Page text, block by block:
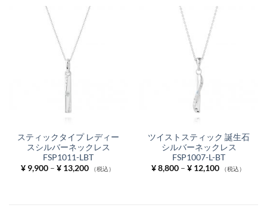
–
スティックタイプ レディー
スシルバーネックレス
FSP1011-LBT
¥9,900 – ¥13,200価
格
（税込）
ツイストスティック 誕生石
シルバーネックレス
FSP1007-L-BT
¥8,800 – ¥12,100価
格
（税込）